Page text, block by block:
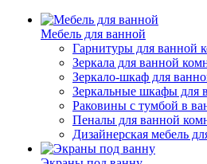
Мебель для ванной
Гарнитуры для ванной
Зеркала для ванной
Зеркало-шкаф для
Зеркальные шкафы для
Раковины с тумбой в
Пеналы для ванной
Дизайнерская мебель